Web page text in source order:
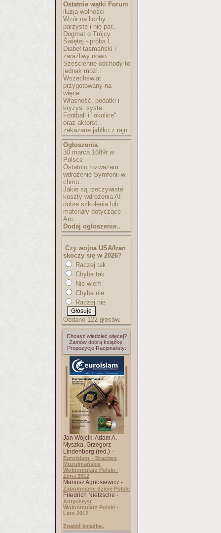
Ostatnie wątki Forum:
iluzja wolności
Wzór na liczby
parzyste i nie par..
Dogmat o Trójcy
Świętej - próba l..
Diabeł tasmański i
zaraźliwy nowo..
Sześcienne odchody-to
jednak możl..
Wszechświat
przygotowany na
więce..
Własność, podatki i
kryzys: syste..
Football i "okolice"
oraz aktorst..
zakazane jabłko z raju
Ogłoszenia:
30 marca 1689r w
Polsce
Ostatnio rozważam
wdrożenie Symfonii w
chmu..
Jakie są rzeczywiste
koszty wdrożenia AI
dobre szkolenia lub
materiały dotyczące
Arc..
Dodaj ogłoszenie..
Czy wojna USA/Iran
skoczy się w 2026?
Raczej tak
Chyba tak
Nie wiem
Chyba nie
Raczej nie
Oddano 122 głosów.
Chcesz wiedzieć więcej?
Zamów dobrą książkę.
Propozycje Racjonalisty:
Jan Wójcik, Adam A.
Myszka, Grzegorz
Lindenberg (red.) -
Euroislam – Bractwo
Muzułmańskie
Wolnomularz Polski -
Zima 2012
Mariusz Agnosiewicz -
Zapomniane dzieje Polski
Friedrich Nietzsche -
Antychryst
Wolnomularz Polski -
Lato 2012
Znajdź książkę..